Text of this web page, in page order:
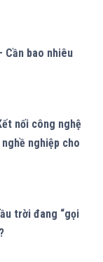
Cần bao nhiêu
nối công nghệ
nghiệp cho
trời đang “gọi